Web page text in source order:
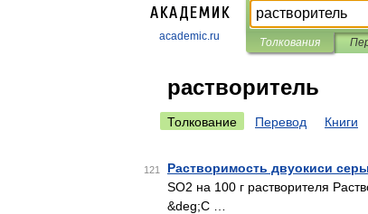
academic.ru Толкования
растворитель
Толкование Перевод Книги
121 Растворимость двуокиси
SO2 на 100 г растворителя
&deg;С …